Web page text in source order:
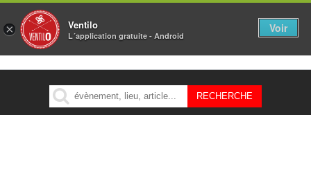
MENU
× Ventilo
L´application gratuite - Android
Voir